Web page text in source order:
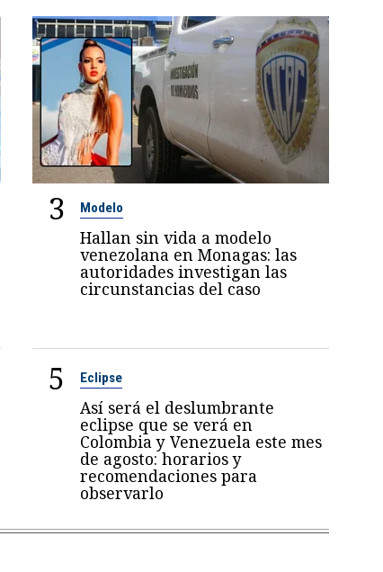
3 Modelo
Hallan sin vida a modelo
venezolana en Monagas: las
autoridades investigan las
circunstancias del caso
5 Eclipse
Así será el deslumbrante
eclipse que se verá en
Colombia y Venezuela este mes
de agosto: horarios y
recomendaciones para
observarlo